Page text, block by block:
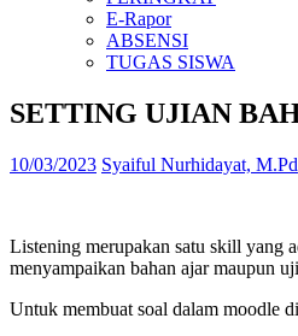
E-Rapor
ABSENSI
TUGAS SISWA
SETTING UJIAN
10/03/2023 Syaiful Nurhidayat, M.Pd
Listening merupakan satu skill yang
menyampaikan bahan ajar maupun
Untuk membuat soal dalam moodle